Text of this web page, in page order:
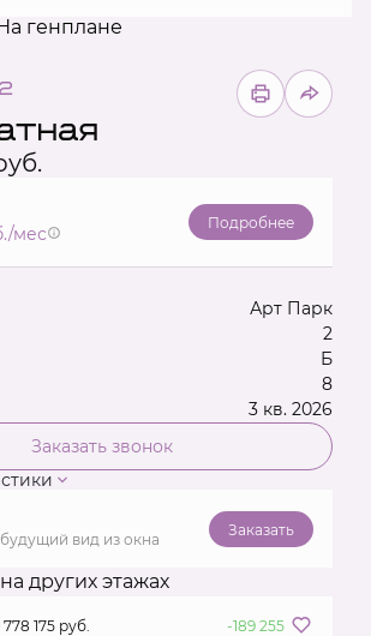
генплане
2
мес
Подробнее
Арт Парк
2
Б
8
3 кв. 2026
Заказать звонок
вид из окна
Заказать
других этажах
778 175 руб. -189 255